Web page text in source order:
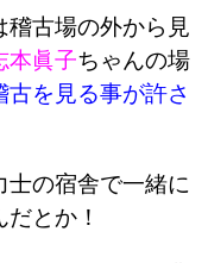
稽古場の外から見
本眞子ちゃんの場
古を見る事が許さ
士の宿舎で一緒に
とか！